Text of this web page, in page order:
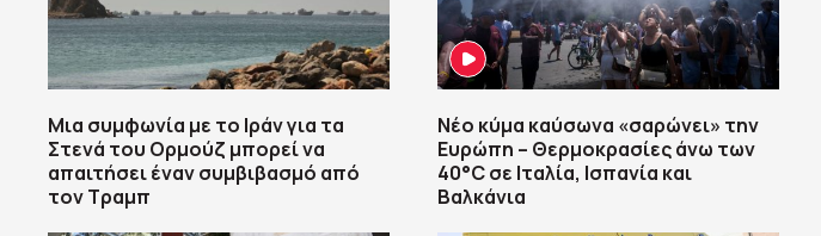
Μια συμφωνία με το Ιράν για τα
Στενά του Ορμούζ μπορεί να
απαιτήσει έναν συμβιβασμό από
τον Τραμπ
Νέο κύμα καύσωνα «σαρώνει» την
Ευρώπη – Θερμοκρασίες άνω των
40°C σε Ιταλία, Ισπανία και
Βαλκάνια